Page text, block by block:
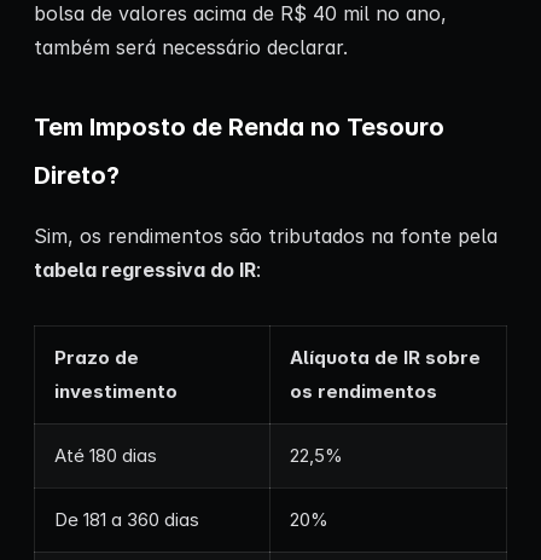
bolsa de valores acima de R$ 40 mil no ano,
também será necessário declarar.
Tem Imposto de Renda no Tesouro
Direto?
Sim, os rendimentos são tributados na fonte pela
tabela regressiva do IR:
Prazo de
investimento
Alíquota de IR sobre
os rendimentos
Até 180 dias 22,5%
De 181 a 360 dias 20%